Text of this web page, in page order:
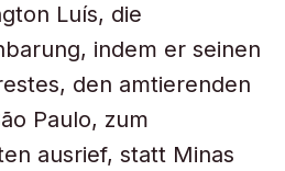
Luís, die
indem er seinen
den amtierenden
Paulo, zum
ausrief, statt Minas